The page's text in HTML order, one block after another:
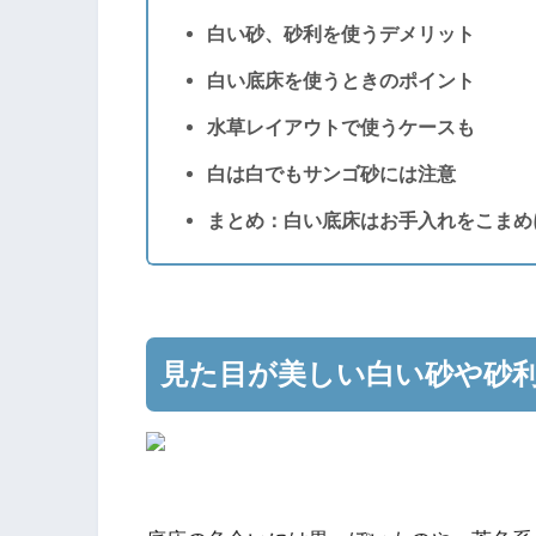
白い砂、砂利を使うデメリット
白い底床を使うときのポイント
水草レイアウトで使うケースも
白は白でもサンゴ砂には注意
まとめ：白い底床はお手入れをこまめ
見た目が美しい白い砂や砂